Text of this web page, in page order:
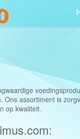
Ons assortiment is
op kwaliteit.